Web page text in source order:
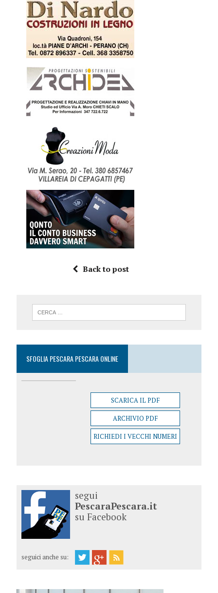
Back to post
SFOGLIA PESCARA PESCARA ONLINE
SCARICA IL PDF
ARCHIVIO PDF
RICHIEDI I VECCHI NUMERI
segui
PescaraPescara.it
su Facebook
seguici anche su: